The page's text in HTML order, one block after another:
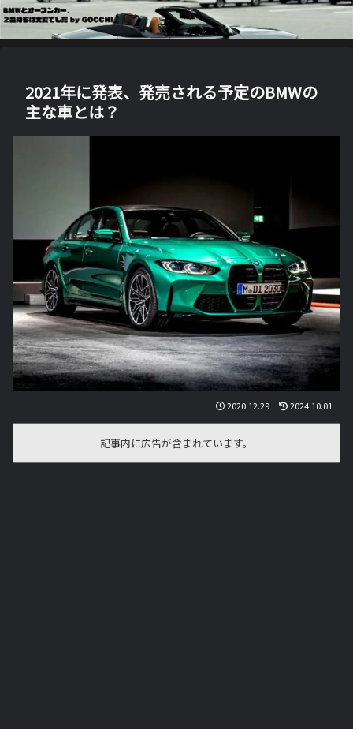
2021年に発表、発売される予定のBMWの
主な車とは？
2020.12.29 2024.10.01
記事内に広告が含まれています。